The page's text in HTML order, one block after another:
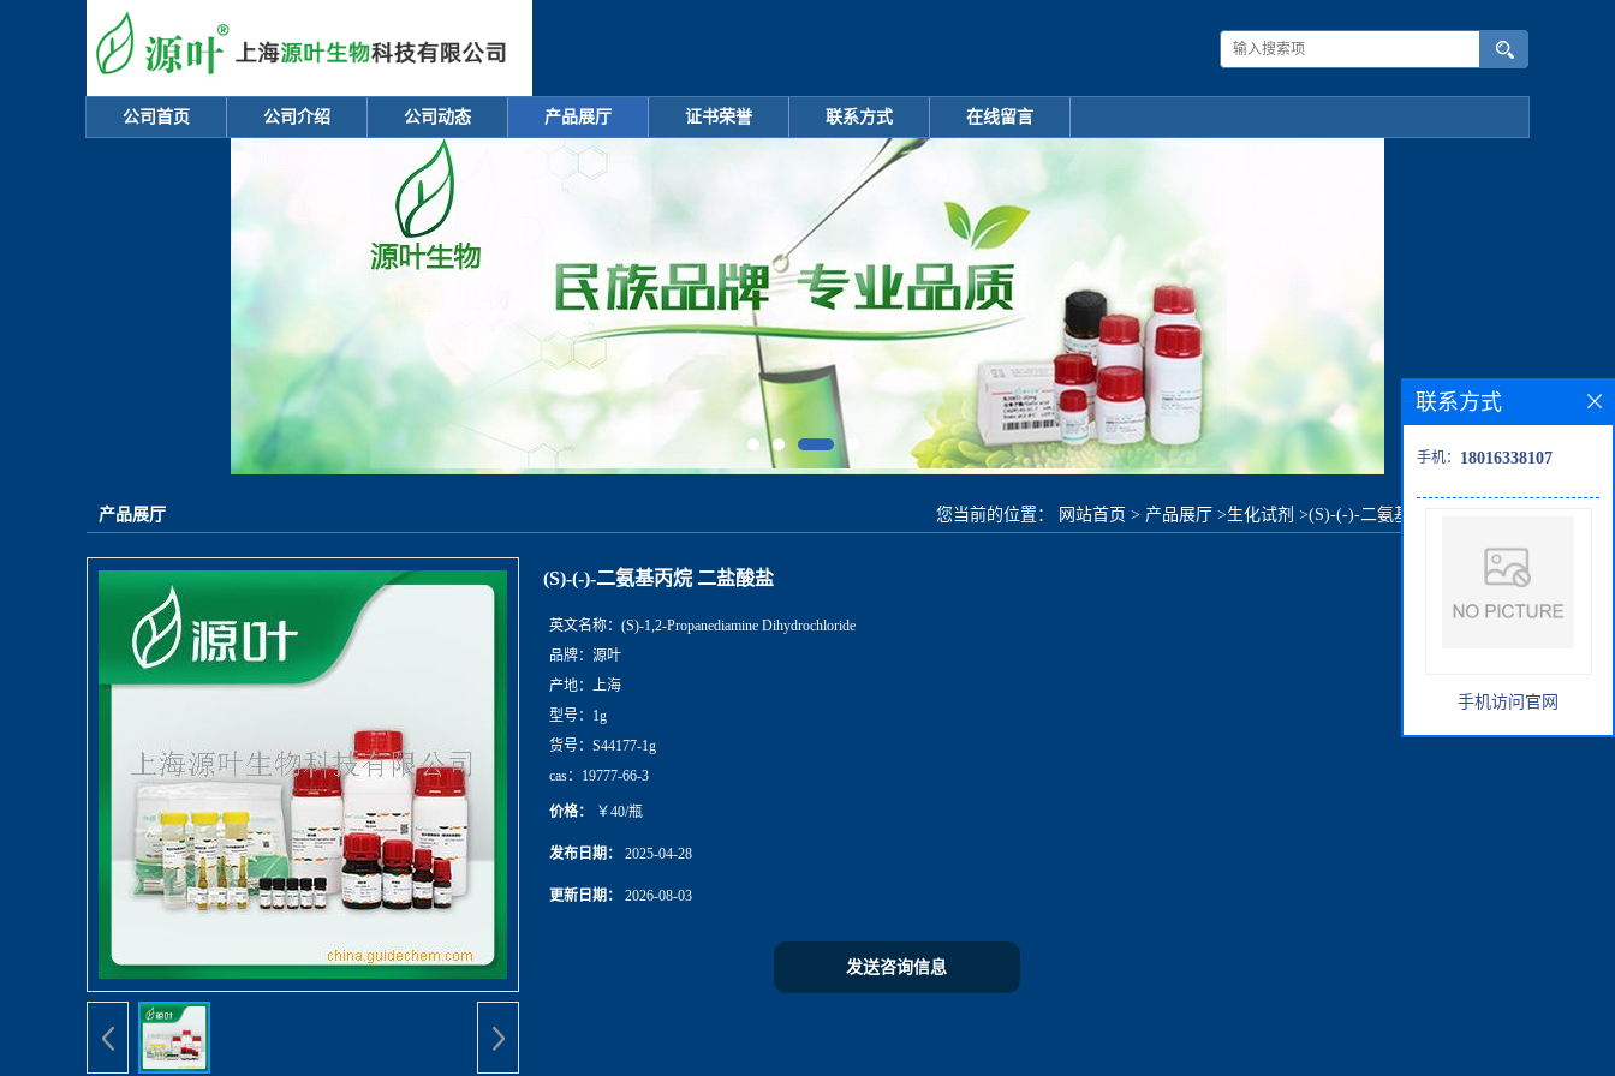
公司首页 公司介绍 公司动态 产品展厅 证书荣誉 联系方式 在线留言
产品展厅 您当前的位置： 网站首页 > 产品展厅 >生化试剂 >(S)-(-)-二氨基丙烷 二盐酸盐
(S)-(-)-二氨基丙烷 二盐酸盐
英文名称： (S)-1,2-Propanediamine Dihydrochloride
品牌： 源叶
产地： 上海
型号： 1g
货号： S44177-1g
cas： 19777-66-3
价格： ￥40/瓶
发布日期： 2025-04-28
更新日期： 2026-08-03
发送咨询信息
联系方式
手机： 18016338107
手机访问官网